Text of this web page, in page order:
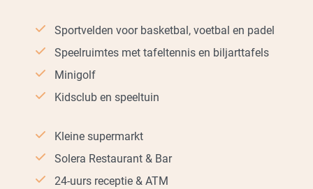
Sportvelden voor basketbal, voetbal en padel
Speelruimtes met tafeltennis en biljarttafels
Minigolf
Kidsclub en speeltuin
Kleine supermarkt
Solera Restaurant & Bar
24-uurs receptie & ATM